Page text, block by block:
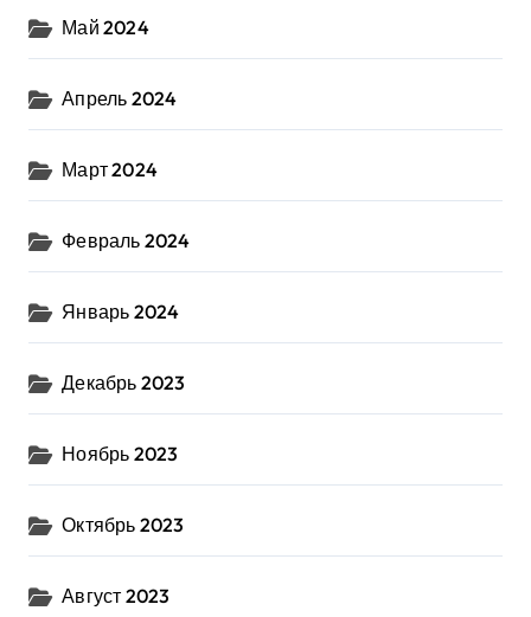
Май 2024
Апрель 2024
Март 2024
Февраль 2024
Январь 2024
Декабрь 2023
Ноябрь 2023
Октябрь 2023
Август 2023